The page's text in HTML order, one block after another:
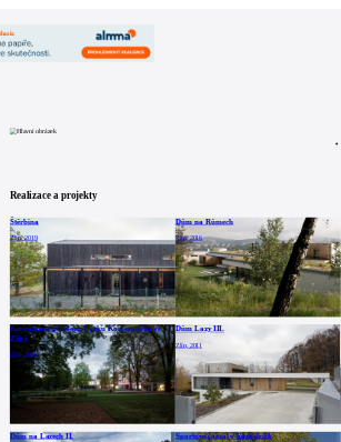
Realizace a projekty
Štěrbina
Zlín, 2019
Dům na Růmech
Zlín, 2016
Revitalizace prostoru Parku Komenského ve
Zlíně
Zlín, 2015
Dům Lazy III.
Zlín, 2011
Dům na Lazech II. Sportovní areál v Sazovicích